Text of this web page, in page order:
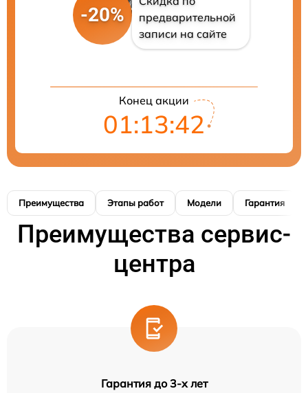
-20%
предварительной
записи на сайте
Конец акции
01:13:41
Преимущества Этапы работ Модели Гарантия
Преимущества сервис-
центра
Гарантия до 3-х лет